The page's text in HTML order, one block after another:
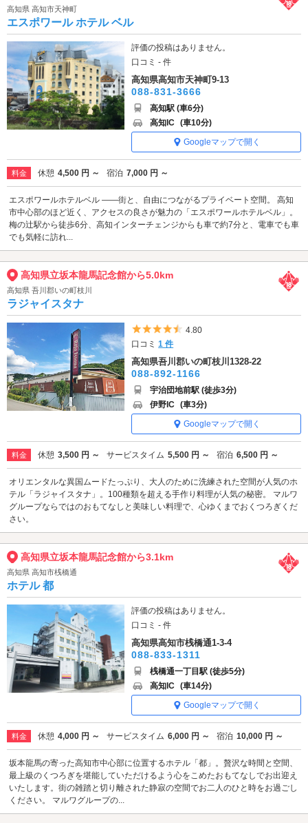
高知県 高知市天神町
エスポワール ホテル ベル
評価の投稿はありません。
口コミ - 件
高知県高知市天神町9-13
088-831-3666
高知駅 (車6分)
高知IC (車10分)
Googleマップで開く
料金 休憩 4,500 円 ～ 宿泊 7,000 円 ～
エスポワールホテルベル ――街と、自由につながるプライベート空間。 高知
市中心部のほど近く、アクセスの良さが魅力の「エスポワールホテルベル」。
梅の辻駅から徒歩6分、高知インターチェンジからも車で約7分と、電車でも車
でも気軽に訪れ...
高知県立坂本龍馬記念館から5.0km
高知県 吾川郡いの町枝川
ラジャイスタナ
5つ星のうち4.5
4.80
口コミ1 件
高知県吾川郡いの町枝川1328-22
088-892-1166
宇治団地前駅 (徒歩3分)
伊野IC (車3分)
Googleマップで開く
料金 休憩 3,500 円 ～ サービスタイム 5,500 円 ～ 宿泊 6,500 円 ～
オリエンタルな異国ムードたっぷり、大人のために洗練された空間が人気のホ
テル「ラジャイスタナ」。100種類を超える手作り料理が人気の秘密。 マルワ
グループならではのおもてなしと美味しい料理で、心ゆくまでおくつろぎくだ
さい。
高知県立坂本龍馬記念館から3.1km
高知県 高知市桟橋通
ホテル 都
評価の投稿はありません。
口コミ - 件
高知県高知市桟橋通1-3-4
088-833-1311
桟橋通一丁目駅 (徒歩5分)
高知IC (車14分)
Googleマップで開く
料金 休憩 4,000 円 ～ サービスタイム 6,000 円 ～ 宿泊 10,000 円 ～
坂本龍馬の寄った高知市中心部に位置するホテル「都」。贅沢な時間と空間、
最上級のくつろぎを堪能していただけるよう心をこめたおもてなしでお出迎え
いたします。街の雑踏と切り離された静寂の空間でお二人のひと時をお過ごし
ください。 マルワグループの...